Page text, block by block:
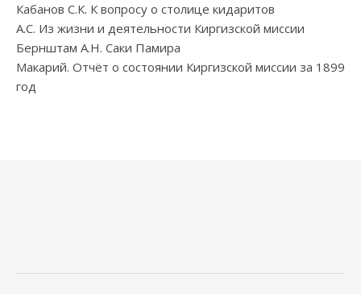
Кабанов С.К. К вопросу о столице кидаритов
А.С. Из жизни и деятельности Киргизской миссии
Бернштам А.Н. Саки Памира
Макарий. Отчёт о состоянии Киргизской миссии за 1899
год